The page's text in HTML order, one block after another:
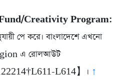
Creativity Program:
পে করে। বাংলাদেশে এখনো
এ রোলআউট
L614】। ↑